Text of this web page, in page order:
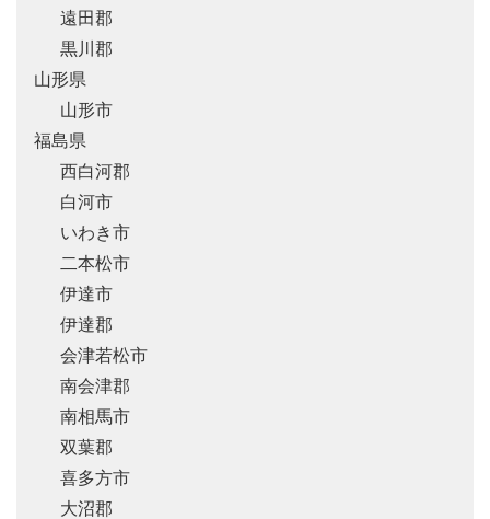
遠田郡
黒川郡
山形県
山形市
福島県
西白河郡
白河市
いわき市
二本松市
伊達市
伊達郡
会津若松市
南会津郡
南相馬市
双葉郡
喜多方市
大沼郡